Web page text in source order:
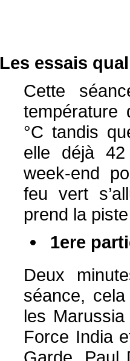
Les essais
Cette
température
°C tandis
elle déjà
week-end
feu vert
prend la piste
1ere
Deux
séance,
les
Force India